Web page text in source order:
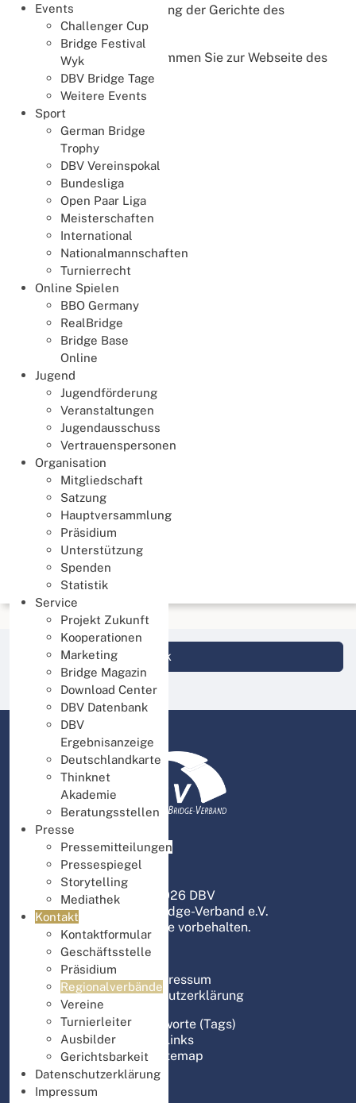
Events
Challenger Cup
Bridge Festival
Wyk
DBV Bridge Tage
Weitere Events
Sport
German Bridge
Trophy
DBV Vereinspokal
Bundesliga
Open Paar Liga
Meisterschaften
International
Nationalmannschaften
Turnierrecht
Online Spielen
BBO Germany
RealBridge
Bridge Base
Online
Jugend
Jugendförderung
Veranstaltungen
Jugendausschuss
Vertrauenspersonen
Organisation
Mitgliedschaft
Satzung
Hauptversammlung
Präsidium
Unterstützung
Spenden
Statistik
Service
Projekt Zukunft
Kooperationen
Marketing
Bridge Magazin
Download Center
DBV Datenbank
DBV
Ergebnisanzeige
Deutschlandkarte
Thinknet
Akademie
Beratungsstellen
Presse
Pressemitteilungen
Pressespiegel
Storytelling
Mediathek
Kontakt
Kontaktformular
Geschäftsstelle
Präsidium
Regionalverbände
Vereine
Turnierleiter
Ausbilder
Gerichtsbarkeit
Datenschutzerklärung
Impressum
der Zusammensetzung der Gerichte des
Regionalverbands
Mit dem unteren Link kommen Sie zur Webseite des
Regionalverbands.
Login DBV Datenbank
© 2026 DBV
Deutscher Bridge-Verband e.V.
Alle Rechte vorbehalten.
Impressum
Datenschutzerklärung
Schlagworte (Tags)
Links
Sitemap